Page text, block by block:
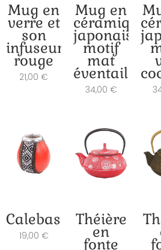
Mug en
verre et
son
infuseur
rouge
21,00 €
Mug en
céramique
japonaise
motif
mat
éventails
34,00 €
Calebasse
19,00 €
Théière
en
fonte